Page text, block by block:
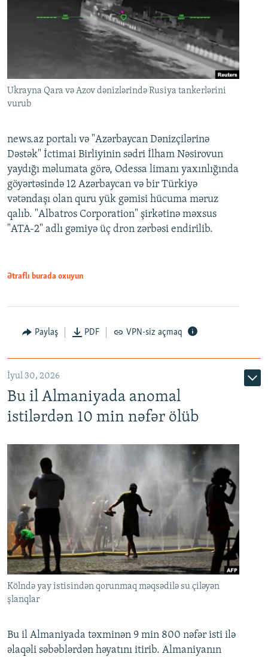
Ukrayna Qara və Azov dənizlərində Rusiya tankerlərini
vurub
news.az portalı və "Azərbaycan Dənizçilərinə
Dəstək" İctimai Birliyinin sədri İlham Nəsirovun
yaydığı məlumata görə, Odessa limanı yaxınlığında
göyərtəsində 12 Azərbaycan və bir Türkiyə
vətəndaşı olan quru yük gəmisi hücuma məruz
qalıb. "Albatros Corporation" şirkətinə məxsus
"ATA-2" adlı gəmiyə üç dron zərbəsi endirilib.
Ətraflı burada oxuyun
Paylaş PDF VPN-siz açmaq
İyul 30, 2026
Bu il Almaniyada anomal
istilərdən 10 min nəfər ölüb
Kölndə yay istisindən qorunmaq məqsədilə su çiləyən
şlanqlar
Bu il Almaniyada təxminən 9 min 800 nəfər isti ilə
əlaqəli səbəblərdən həyatını itirib. Almaniyanın